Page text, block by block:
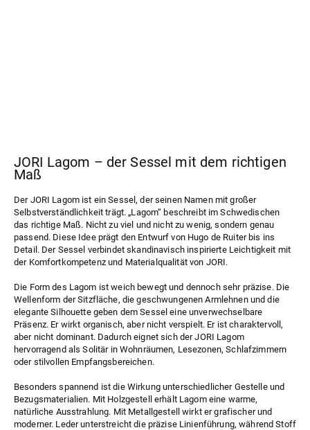
JORI Lagom – der Sessel mit dem richtigen
Maß
Der JORI Lagom ist ein Sessel, der seinen Namen mit großer
Selbstverständlichkeit trägt. „Lagom“ beschreibt im Schwedischen
das richtige Maß. Nicht zu viel und nicht zu wenig, sondern genau
passend. Diese Idee prägt den Entwurf von Hugo de Ruiter bis ins
Detail. Der Sessel verbindet skandinavisch inspirierte Leichtigkeit mit
der Komfortkompetenz und Materialqualität von JORI.
Die Form des Lagom ist weich bewegt und dennoch sehr präzise. Die
Wellenform der Sitzfläche, die geschwungenen Armlehnen und die
elegante Silhouette geben dem Sessel eine unverwechselbare
Präsenz. Er wirkt organisch, aber nicht verspielt. Er ist charaktervoll,
aber nicht dominant. Dadurch eignet sich der JORI Lagom
hervorragend als Solitär in Wohnräumen, Lesezonen, Schlafzimmern
oder stilvollen Empfangsbereichen.
Besonders spannend ist die Wirkung unterschiedlicher Gestelle und
Bezugsmaterialien. Mit Holzgestell erhält Lagom eine warme,
natürliche Ausstrahlung. Mit Metallgestell wirkt er grafischer und
moderner. Leder unterstreicht die präzise Linienführung, während Stoff